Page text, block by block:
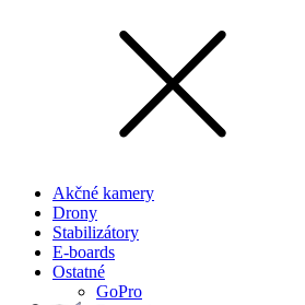
Akčné kamery
Drony
Stabilizátory
E-boards
Ostatné
GoPro